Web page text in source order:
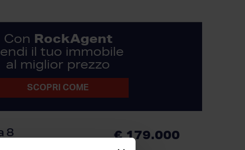
Con RockAgent
il tuo immobile
al miglior prezzo
SCOPRI COME
8
€ 179.000